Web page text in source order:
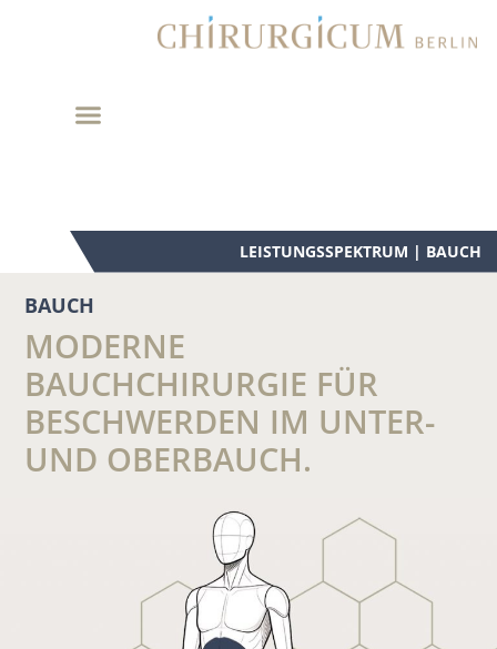
BAUCH
MODERNE
BAUCHCHIRURGIE FÜR
BESCHWERDEN IM UNTER-
UND OBERBAUCH.